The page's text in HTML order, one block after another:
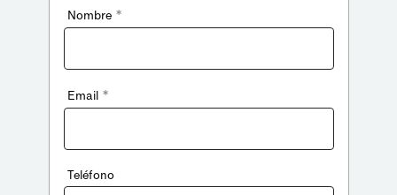
Nombre *
Email *
Teléfono